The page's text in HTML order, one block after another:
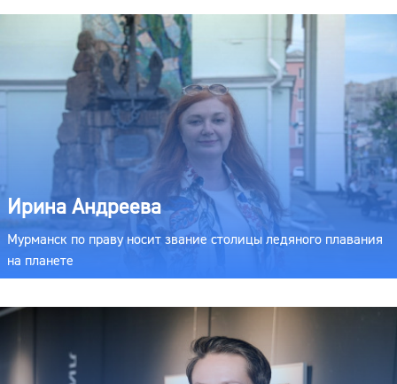
Ирина Андреева
Мурманск по праву носит звание столицы ледяного плавания
на планете